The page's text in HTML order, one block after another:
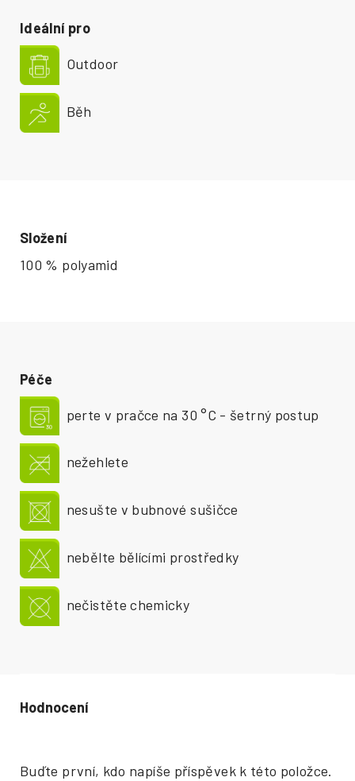
Buďte první, kdo napíše příspěvek k této položce.
Péče
perte v pračce na 30 °C - šetrný postup
nežehlete
nesušte v bubnové sušičce
nebělte bělícími prostředky
nečistěte chemicky
Složení
100 % polyamid
Ideální pro
Outdoor
Běh